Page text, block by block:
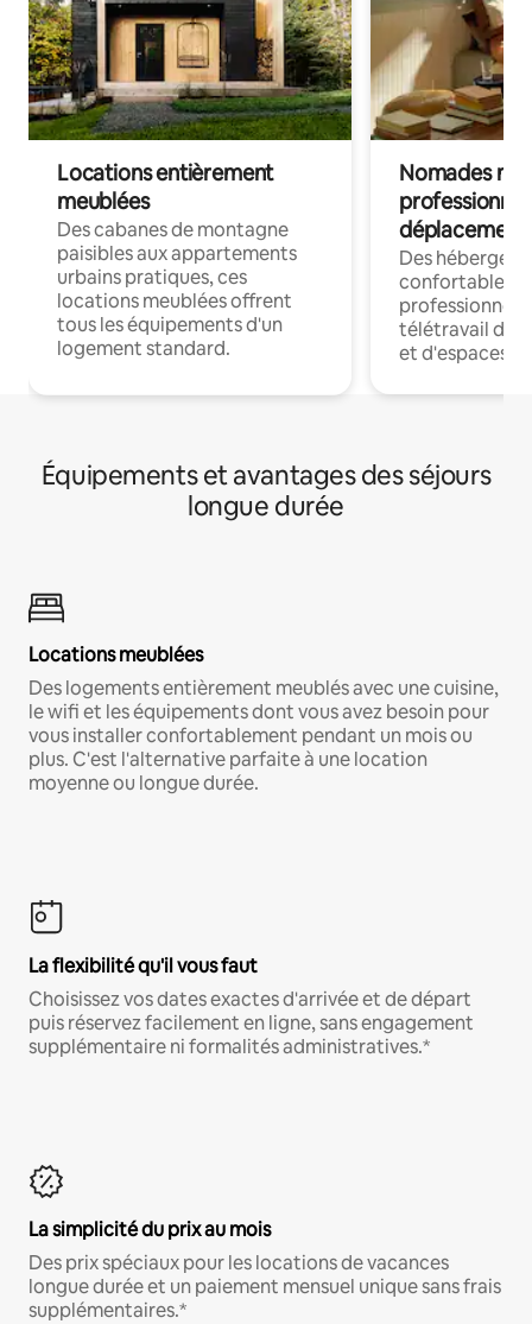
Locations entièrement
meublées
Des cabanes de montagne
paisibles aux appartements
urbains pratiques, ces
locations meublées offrent
tous les équipements d'un
logement standard.
Nomades
déplacement
Des
confortables
professionnels
télétravail
et d'espaces
Équipements et avantages des séjours
longue durée
Locations meublées
Des logements entièrement meublés avec une cuisine,
le wifi et les équipements dont vous avez besoin pour
vous installer confortablement pendant un mois ou
plus. C'est l'alternative parfaite à une location
moyenne ou longue durée.
La flexibilité qu'il vous faut
Choisissez vos dates exactes d'arrivée et de départ
puis réservez facilement en ligne, sans engagement
supplémentaire ni formalités administratives.*
La simplicité du prix au mois
Des prix spéciaux pour les locations de vacances
longue durée et un paiement mensuel unique sans frais
supplémentaires.*